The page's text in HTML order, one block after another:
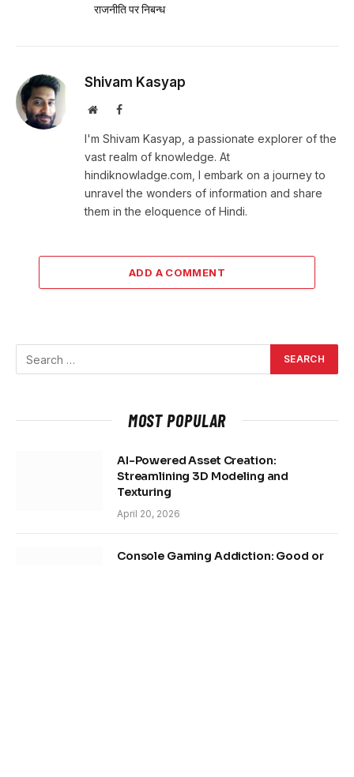
राजनीति पर निबन्ध
Shivam Kasyap
WebsiteFacebook
I'm Shivam Kasyap, a passionate explorer of the
vast realm of knowledge. At
hindiknowladge.com, I embark on a journey to
unravel the wonders of information and share
them in the eloquence of Hindi.
ADD A COMMENT
MOST POPULAR
AI-Powered Asset Creation:
Streamlining 3D Modeling and
Texturing
April 20, 2026
Console Gaming Addiction: Good or